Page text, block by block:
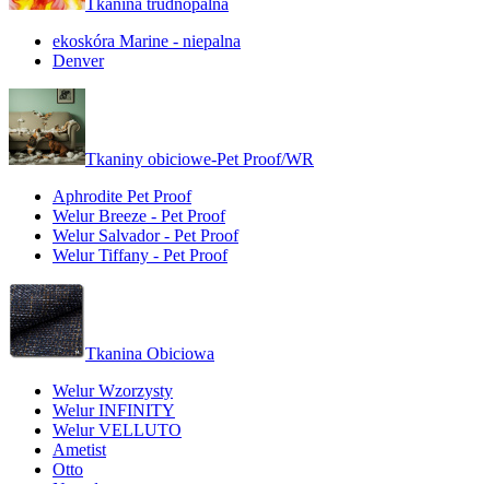
Tkanina trudnopalna
ekoskóra Marine - niepalna
Denver
Tkaniny obiciowe-Pet Proof/WR
Aphrodite Pet Proof
Welur Breeze - Pet Proof
Welur Salvador - Pet Proof
Welur Tiffany - Pet Proof
Tkanina Obiciowa
Welur Wzorzysty
Welur INFINITY
Welur VELLUTO
Ametist
Otto